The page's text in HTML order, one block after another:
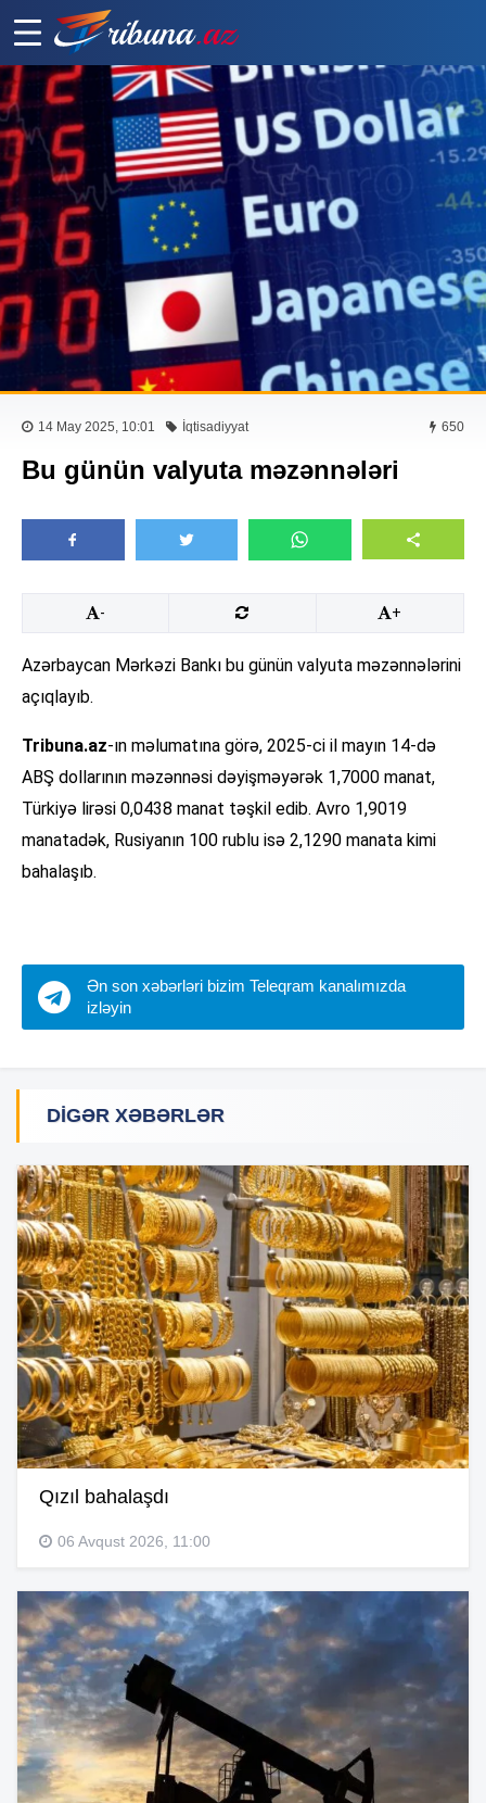
14 May 2025, 10:01 İqtisadiyyat 650
Bu günün valyuta məzənnələri
- +
Azərbaycan Mərkəzi Bankı bu günün valyuta məzənnələrini
açıqlayıb.
Tribuna.az-ın məlumatına görə, 2025-ci il mayın 14-də
ABŞ dollarının məzənnəsi dəyişməyərək 1,7000 manat,
Türkiyə lirəsi 0,0438 manat təşkil edib. Avro 1,9019
manatadək, Rusiyanın 100 rublu isə 2,1290 manata kimi
bahalaşıb.
Ən son xəbərləri bizim Teleqram kanalımızda
izləyin
DIGƏR XƏBƏRLƏR
Qızıl bahalaşdı
06 Avqust 2026, 11:00